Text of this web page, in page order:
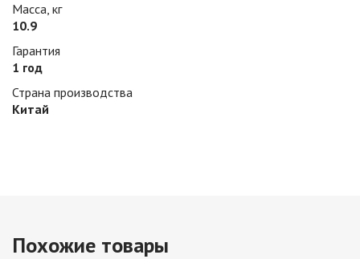
Масса, кг
10.9
Гарантия
1 год
Страна производства
Китай
Похожие товары